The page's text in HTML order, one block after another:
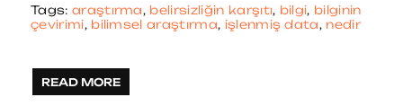
Tags: araştırma, belirsizliğin karşıtı, bilgi, bilginin
çevirimi, bilimsel araştırma, işlenmiş data,nedir
READ MORE